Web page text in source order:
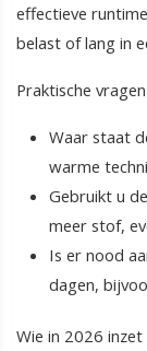
effectieve
belast of lang in
Praktische
Waar staat
warme
Gebruikt u
meer stof,
Is er nood
dagen,
Wie in 2026